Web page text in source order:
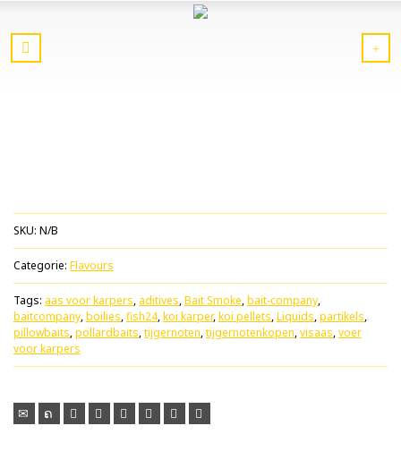
SKU: N/B
Categorie: Flavours
Tags: aas voor karpers, aditives,Bait Smoke,bait-company,
baitcompany,boilies,fish24,koi karper,koi pellets,Liquids,partikels,
pillowbaits,pollardbaits,tijgernoten,tijgernotenkopen,visaas,voer
voor karpers